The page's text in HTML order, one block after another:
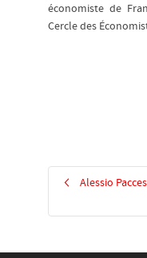
économiste de
Cercle des
Alessio Pacces